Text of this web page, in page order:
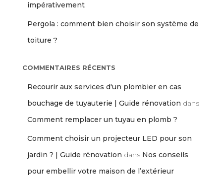
impérativement
Pergola : comment bien choisir son système de
toiture ?
COMMENTAIRES RÉCENTS
Recourir aux services d'un plombier en cas
bouchage de tuyauterie | Guide rénovation dans
Comment remplacer un tuyau en plomb ?
Comment choisir un projecteur LED pour son
jardin ? | Guide rénovation dans Nos conseils
pour embellir votre maison de l’extérieur